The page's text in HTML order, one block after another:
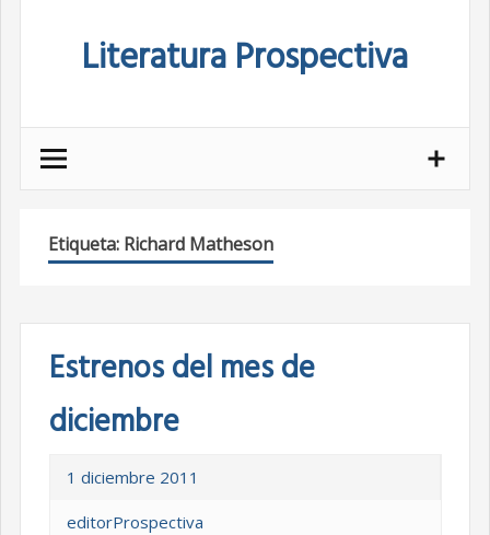
Literatura Prospectiva
Etiqueta: Richard Matheson
Estrenos del mes de
diciembre
1 diciembre 2011
editorProspectiva